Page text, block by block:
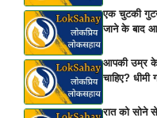
एक चुटकी
जाने के बाद
आपकी उम्र के
चाहिए? धीमी
रात को सोने